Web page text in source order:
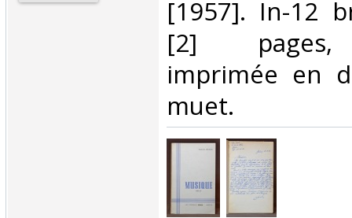
[1957]. In-12
[2] pages,
imprimée en
muet. ‎